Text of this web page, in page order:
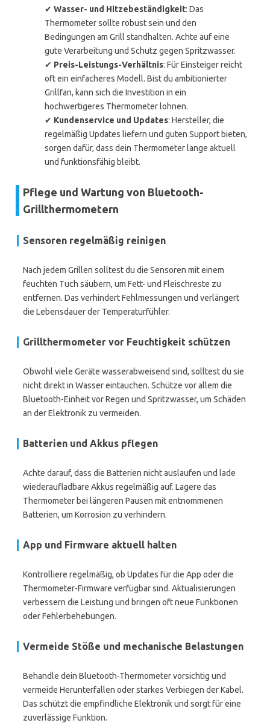
✔ Wasser- und Hitzebeständigkeit: Das
Thermometer sollte robust sein und den
Bedingungen am Grill standhalten. Achte auf eine
gute Verarbeitung und Schutz gegen Spritzwasser.
✔ Preis-Leistungs-Verhältnis: Für Einsteiger reicht
oft ein einfacheres Modell. Bist du ambitionierter
Grillfan, kann sich die Investition in ein
hochwertigeres Thermometer lohnen.
✔ Kundenservice und Updates: Hersteller, die
regelmäßig Updates liefern und guten Support bieten,
sorgen dafür, dass dein Thermometer lange aktuell
und funktionsfähig bleibt.
Pflege und Wartung von Bluetooth-
Grillthermometern
Sensoren regelmäßig reinigen
Nach jedem Grillen solltest du die Sensoren mit einem
feuchten Tuch säubern, um Fett- und Fleischreste zu
entfernen. Das verhindert Fehlmessungen und verlängert
die Lebensdauer der Temperaturfühler.
Grillthermometer vor Feuchtigkeit schützen
Obwohl viele Geräte wasserabweisend sind, solltest du sie
nicht direkt in Wasser eintauchen. Schütze vor allem die
Bluetooth-Einheit vor Regen und Spritzwasser, um Schäden
an der Elektronik zu vermeiden.
Batterien und Akkus pflegen
Achte darauf, dass die Batterien nicht auslaufen und lade
wiederaufladbare Akkus regelmäßig auf. Lagere das
Thermometer bei längeren Pausen mit entnommenen
Batterien, um Korrosion zu verhindern.
App und Firmware aktuell halten
Kontrolliere regelmäßig, ob Updates für die App oder die
Thermometer-Firmware verfügbar sind. Aktualisierungen
verbessern die Leistung und bringen oft neue Funktionen
oder Fehlerbehebungen.
Vermeide Stöße und mechanische Belastungen
Behandle dein Bluetooth-Thermometer vorsichtig und
vermeide Herunterfallen oder starkes Verbiegen der Kabel.
Das schützt die empfindliche Elektronik und sorgt für eine
zuverlässige Funktion.